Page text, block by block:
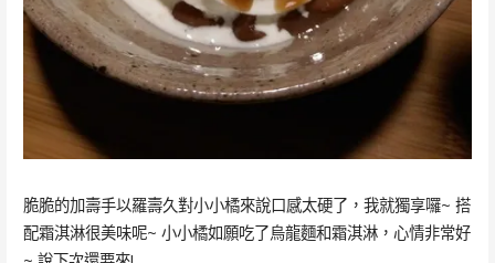
脆脆的加壽手以羅壽久對小小橘來說口感太硬了，我就獨享囉~ 搭
配霜淇淋很美味呢~ 小小橘如願吃了烏龍麵和霜淇淋，心情非常好